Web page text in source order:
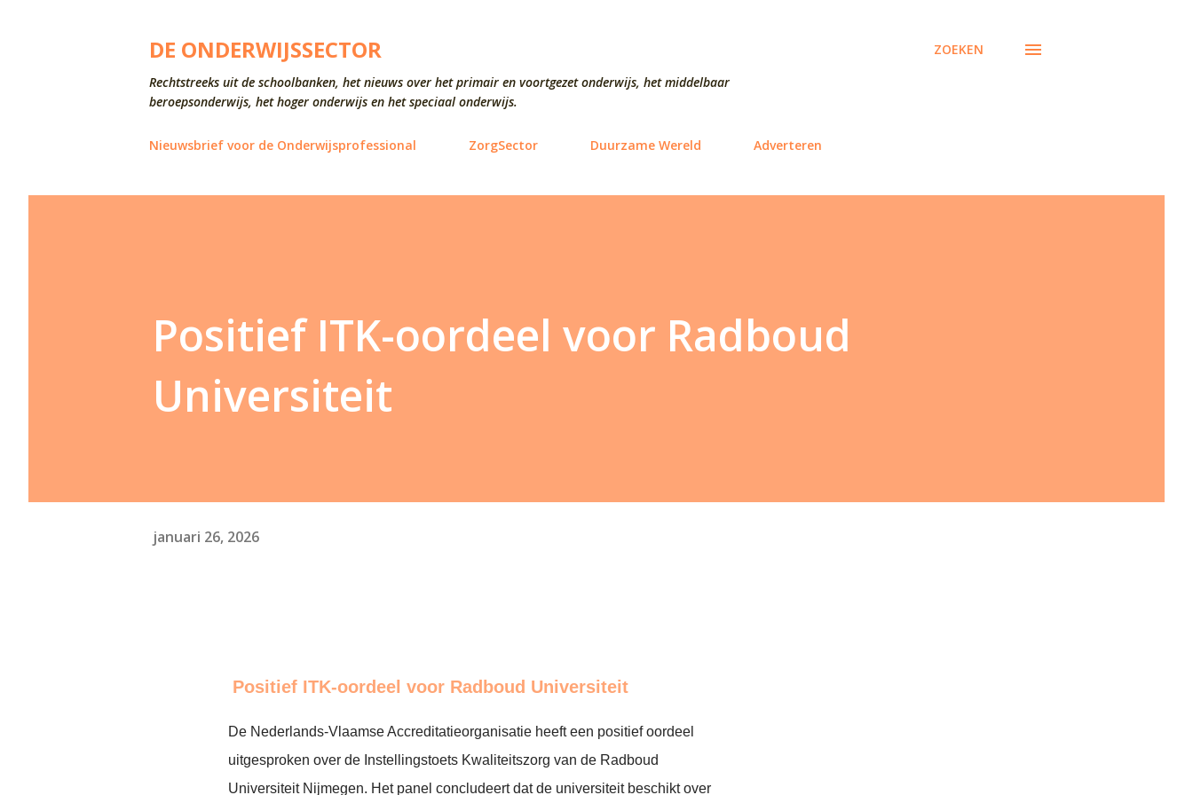
DE ONDERWIJSSECTOR
Rechtstreeks uit de schoolbanken, het nieuws over het primair en voortgezet onderwijs, het middelbaar
beroepsonderwijs, het hoger onderwijs en het speciaal onderwijs.
ZOEKEN
Nieuwsbrief voor de Onderwijsprofessional ZorgSector Duurzame Wereld Adverteren
Positief ITK-oordeel voor Radboud
Universiteit
januari 26, 2026
Positief ITK-oordeel voor Radboud Universiteit
De Nederlands-Vlaamse Accreditatieorganisatie heeft een positief oordeel
uitgesproken over de Instellingstoets Kwaliteitszorg van de Radboud
Universiteit Nijmegen. Het panel concludeert dat de universiteit beschikt over